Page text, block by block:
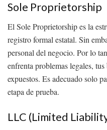
Sole Proprietorship
El Sole Proprietorship es la
registro formal estatal. Sin
personal del negocio. Por lo
enfrenta problemas legales,
expuestos. Es adecuado solo
etapa de prueba.
LLC (Limited